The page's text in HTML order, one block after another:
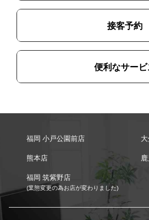
接客予約
便利なサービ
福岡 小戸公園前店
熊本店
福岡 筑紫野店
(業態変更の為お店が変わりました)